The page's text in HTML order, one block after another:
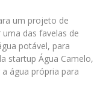
um projeto de
das favelas de
potável, para
startup Água Camelo,
água própria para